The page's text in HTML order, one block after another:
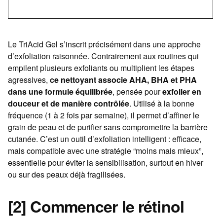
Le TriAcid Gel s’inscrit précisément dans une approche
d’exfoliation raisonnée. Contrairement aux routines qui
empilent plusieurs exfoliants ou multiplient les étapes
agressives, ce nettoyant associe AHA, BHA et PHA
dans une formule équilibrée, pensée pourexfolieren
douceur et de manière contrôlée. Utilisé à la bonne
fréquence (1 à 2 fois par semaine), il permet d’affiner le
grain de peau et de purifier sans compromettre la barrière
cutanée. C’est un outil d’exfoliation intelligent : efficace,
mais compatible avec une stratégie “moins mais mieux”,
essentielle pour éviter la sensibilisation, surtout en hiver
ou sur des peaux déjà fragilisées.
[2] Commencer le rétinol